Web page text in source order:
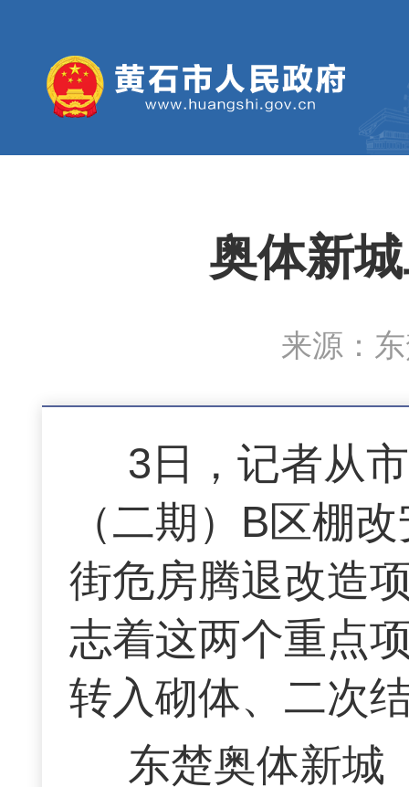
奥体新
来源：
3日，记者从
（二期）B区棚
街危房腾退改造
志着这两个重点
转入砌体、二次
东楚奥体新城